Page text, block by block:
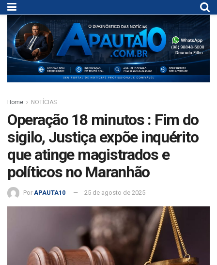
Home NOTÍCIAS
Operação 18 minutos : Fim do
sigilo, Justiça expõe inquérito
que atinge magistrados e
políticos no Maranhão
Por APAUTA10 25 de agosto de 2025